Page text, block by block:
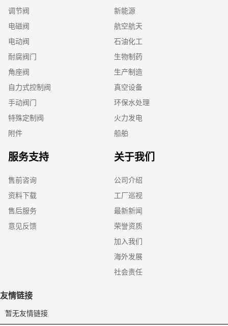
调节阀
电磁阀
电动阀
耐腐阀门
角座阀
自力式控制阀
手动阀门
特殊定制阀
附件
新能源
航空航天
石油化工
生物制药
生产制造
真空设备
环保水处理
火力发电
船舶
服务支持
售前咨询
资料下载
售后服务
意见反馈
关于我们
公司介绍
工厂巡视
最新新闻
荣誉资质
加入我们
海外发展
社会责任
友情链接
暂无友情链接